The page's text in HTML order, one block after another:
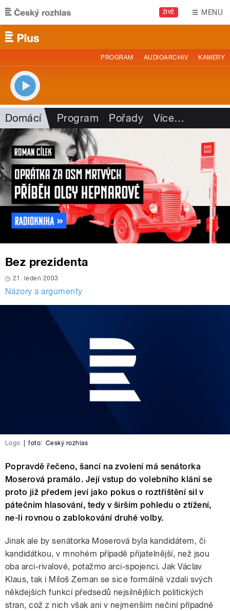
Přejít k hlavnímu obsahu
ŽIVĚ MENU
PROGRAM AUDIOARCHIV KAMERY
Domácí Program Pořady Více…
Bez prezidenta
21. leden 2003
Názory a argumenty
Logo foto: Český rozhlas
Popravdě řečeno, šancí na zvolení má senátorka
Moserová pramálo. Její vstup do volebního klání se
proto již předem jeví jako pokus o roztříštění sil v
pátečním hlasování, tedy v širším pohledu o ztížení,
ne-li rovnou o zablokování druhé volby.
Jinak ale by senátorka Moserová byla kandidátem, či
kandidátkou, v mnohém případě přijatelnější, než jsou
oba arci-rivalové, potažmo arci-spojenci. Jak Václav
Klaus, tak i Miloš Zeman se sice formálně vzdali svých
někdejších funkcí předsedů nejsilnějších politických
stran, což z nich však ani v nejmenším nečiní případné